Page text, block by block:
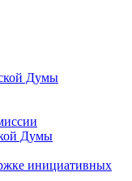
Думы
Думы
инициативных